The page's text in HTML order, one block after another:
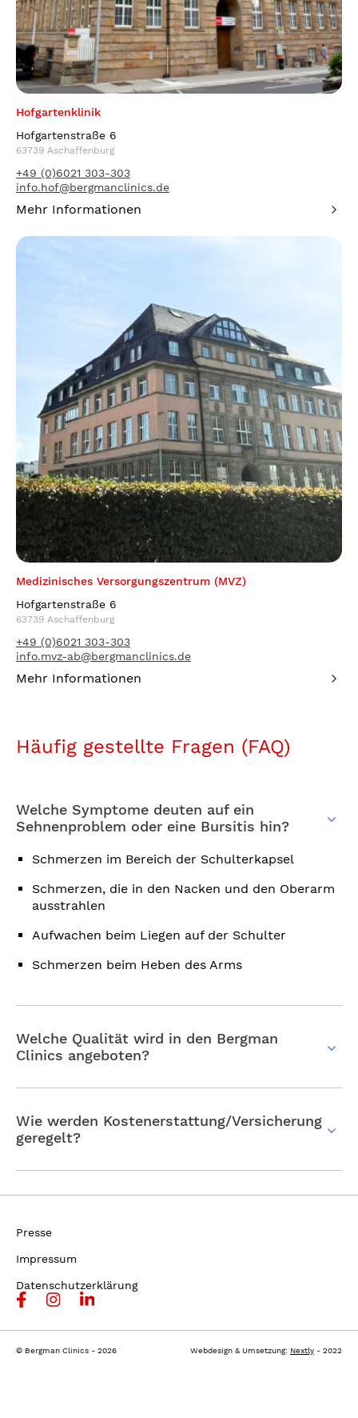
Hofgartenklinik
Hofgartenstraße 6
63739 Aschaffenburg
+49 (0)6021 303-303
info.hof@bergmanclinics.de
Mehr Informationen
Medizinisches Versorgungszentrum (MVZ)
Hofgartenstraße 6
63739 Aschaffenburg
+49 (0)6021 303-303
info.mvz-ab@bergmanclinics.de
Mehr Informationen
Häufig gestellte Fragen (FAQ)
Welche Symptome deuten auf ein
Sehnenproblem oder eine Bursitis hin?
Schmerzen im Bereich der Schulterkapsel
Schmerzen, die in den Nacken und den Oberarm
ausstrahlen
Aufwachen beim Liegen auf der Schulter
Schmerzen beim Heben des Arms
Welche Qualität wird in den Bergman
Clinics angeboten?
Wie werden Kostenerstattung/Versicherung
geregelt?
Presse
Impressum
Datenschutzerklärung
© Bergman Clinics - 2026 Webdesign & Umsetzung: Nextly - 2022